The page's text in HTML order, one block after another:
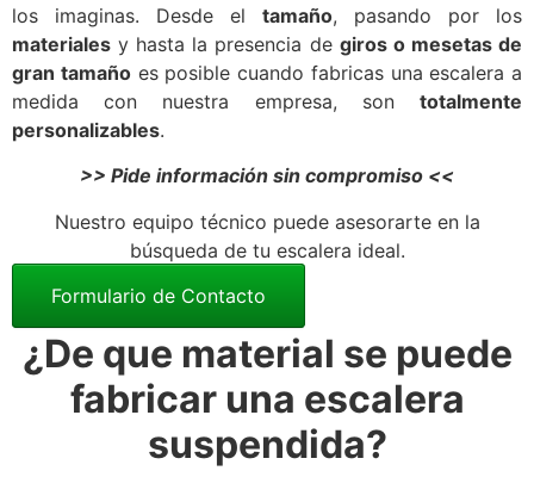
los imaginas. Desde el tamaño, pasando por los
materiales y hasta la presencia de giros o mesetas de
gran tamañoes posible cuando fabricas una escalera a
medida con nuestra empresa, son totalmente
personalizables.
>> Pide información sin compromiso <<
Nuestro equipo técnico puede asesorarte en la
búsqueda de tu escalera ideal.
Formulario de Contacto
¿De que material se puede
fabricar una escalera
suspendida?